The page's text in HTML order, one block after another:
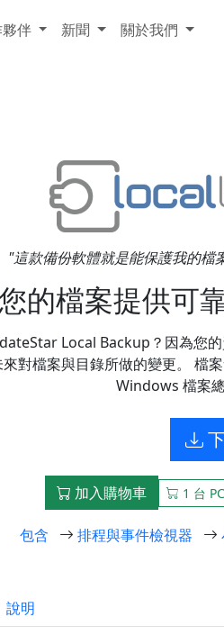
伴 新聞 關於我們
"這款備份軟體就是能保護我的
的檔案提供可
Local Backup？因為您
對檔案與目錄所做的變更。 檔
Windows 檔案總
加入購物車 1 台
包含 排程與事件檢視器
說明